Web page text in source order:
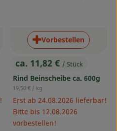
, Preis:
ca. 11,82 € / Stück
Rind Beinscheibe ca. 600g
, Referenzpreis:
19,50 € / kg
Erst ab 24.08.2026 lieferbar!
Bitte bis 12.08.2026
vorbestellen!
Vorbestellen